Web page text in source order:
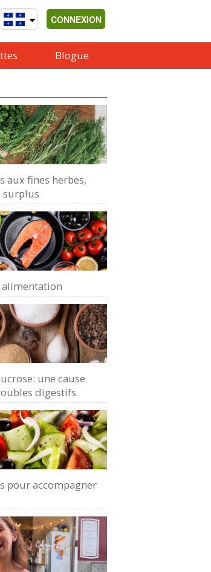
CONNEXION
Blogue
aux fines herbes,
surplus
une cause
digestifs
pour accompagner